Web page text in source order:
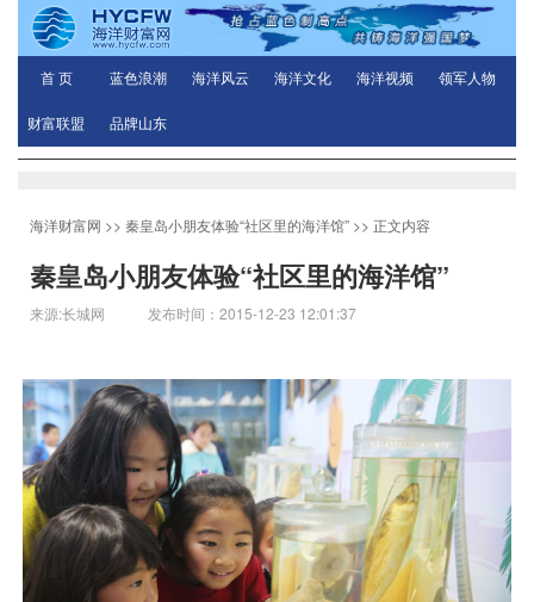
首 页 蓝色浪潮 海洋风云 海洋文化 海洋视频 领军人物
财富联盟 品牌山东
海洋财富网 >> 秦皇岛小朋友体验“社区里的海洋馆” >> 正文内容
秦皇岛小朋友体验“社区里的海洋馆”
来源:长城网 发布时间：2015-12-23 12:01:37